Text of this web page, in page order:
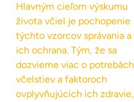
Hlavným cieľom výskumu
života včiel je pochopenie
týchto vzorcov správania a
ich ochrana. Tým, že sa
dozvieme viac o potrebách
včelstiev a faktoroch
ovplyvňujúcich ich zdravie,